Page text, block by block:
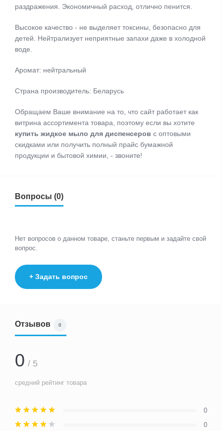
раздражения. Экономичный расход, отлично пенится.
Высокое качество - не выделяет токсины, безопасно для
детей. Нейтрализует неприятные запахи даже в холодной
воде.
Аромат: нейтральный
Страна производитель: Беларусь
Обращаем Ваше внимание на то, что сайт работает как
витрина ассортимента товара, поэтому если вы хотите
купить жидкое мыло для диспенсеров с оптовыми
скидками или получить полный прайс бумажной
продукции и бытовой химии, - звоните!
Вопросы (0)
Нет вопросов о данном товаре, станьте первым и задайте свой
вопрос.
+ Задать вопрос
Отзывов 0
0 / 5
средний рейтинг товара
0
0